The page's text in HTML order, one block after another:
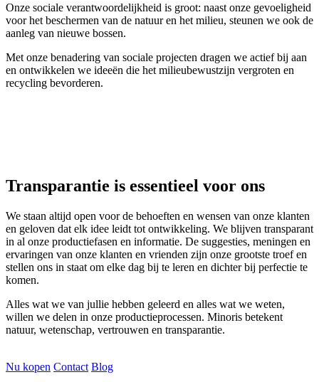
Onze sociale verantwoordelijkheid is groot: naast onze gevoeligheid
voor het beschermen van de natuur en het milieu, steunen we ook de
aanleg van nieuwe bossen.
Met onze benadering van sociale projecten dragen we actief bij aan
en ontwikkelen we ideeën die het milieubewustzijn vergroten en
recycling bevorderen.
Transparantie is essentieel voor ons
We staan altijd open voor de behoeften en wensen van onze klanten
en geloven dat elk idee leidt tot ontwikkeling. We blijven transparant
in al onze productiefasen en informatie. De suggesties, meningen en
ervaringen van onze klanten en vrienden zijn onze grootste troef en
stellen ons in staat om elke dag bij te leren en dichter bij perfectie te
komen.
Alles wat we van jullie hebben geleerd en alles wat we weten,
willen we delen in onze productieprocessen. Minoris betekent
natuur, wetenschap, vertrouwen en transparantie.
Nu kopen Contact Blog